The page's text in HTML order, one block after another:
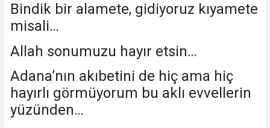
Bindik bir alamete, gidiyoruz kıyamete
misali…
Allah sonumuzu hayır etsin…
Adana’nın akıbetini de hiç ama hiç
hayırlı görmüyorum bu aklı evvellerin
yüzünden…